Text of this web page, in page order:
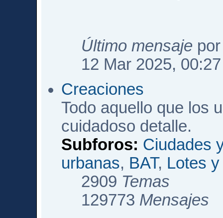
Último mensaje
12 Mar 2025, 00:27
Creaciones
Todo aquello que los
cuidadoso detalle.
Subforos: Ciudades
urbanas, BAT, Lotes
2909 Temas
129773 Mensajes